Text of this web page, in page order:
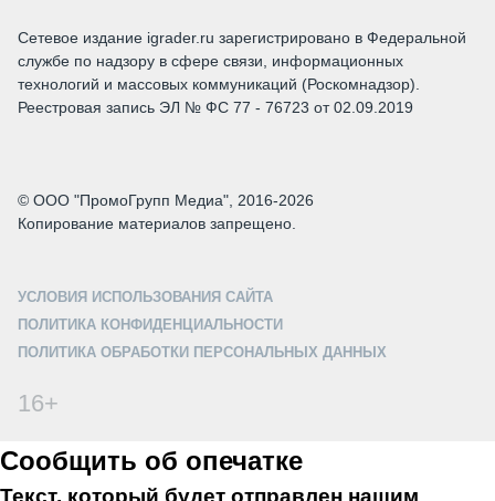
Сетевое издание igrader.ru зарегистрировано в Федеральной
службе по надзору в сфере связи, информационных
технологий и массовых коммуникаций (Роскомнадзор).
Реестровая запись ЭЛ № ФС 77 - 76723 от 02.09.2019
© ООО "ПромоГрупп Медиа", 2016-2026
Копирование материалов запрещено.
УСЛОВИЯ ИСПОЛЬЗОВАНИЯ САЙТА
ПОЛИТИКА КОНФИДЕНЦИАЛЬНОСТИ
ПОЛИТИКА ОБРАБОТКИ ПЕРСОНАЛЬНЫХ ДАННЫХ
16+
Сообщить об опечатке
Текст, который будет отправлен нашим